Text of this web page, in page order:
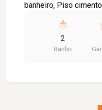
banheiro, Piso
2
Banho